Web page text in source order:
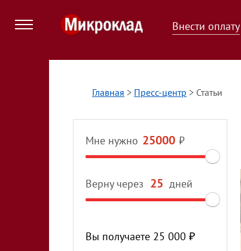
Внести оплату
Главная > Пресс-центр > Статьи
Мне нужно ₽
Верну через дней
Вы получаете 25 000 ₽